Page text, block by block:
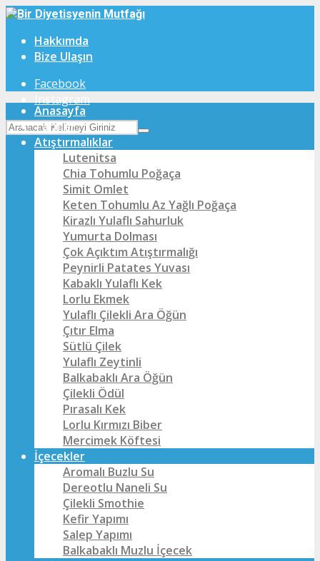
Hakkımda
Bize Ulaşın
Facebook
Instagram
Anasayfa
Tarifler
Atıştırmalıklar
Lutenitsa
Chia Tohumlu Poğaça
Simit Omlet
Keten Tohumlu Az Yağlı Poğaça
Kirazlı Yulaflı Sahurluk
Yumurta Dolması
Çok Açıktım Atıştırmalığı
Peynirli Patates Yuvası
Kabaklı Yulaflı Kek
Lorlu Ekmek
Yulaflı Çilekli Ara Öğün
Çıtır Elma
Sütlü Çilek
Yulaflı Zeytinli
Balkabaklı Ara Öğün
Çilekli Ödül
Pırasalı Kek
Lorlu Kırmızı Biber
Mercimek Köftesi
İçecekler
Aromalı Buzlu Su
Dereotlu Naneli Su
Çilekli Smothie
Kefir Yapımı
Salep Yapımı
Balkabaklı Muzlu İçecek